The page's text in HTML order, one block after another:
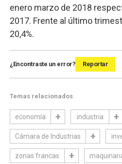
enero marzo de 2018
2017. Frente al último
20,4%.
¿Encontraste un error? Reportar
Temas relacionados
economía industria
Cámara de Industrias
zonas francas